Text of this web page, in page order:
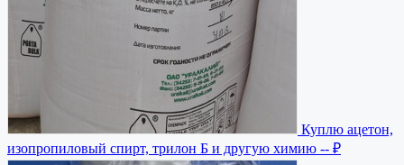
Куплю ацетон,
изопропиловый спирт, трилон Б и другую химию -- ₽